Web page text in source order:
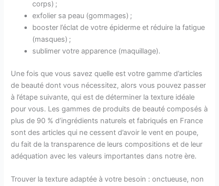
corps) ;
exfolier sa peau (gommages) ;
booster l’éclat de votre épiderme et réduire la fatigue
(masques) ;
sublimer votre apparence (maquillage).
Une fois que vous savez quelle est votre gamme d’articles
de beauté dont vous nécessitez, alors vous pouvez passer
à l’étape suivante, qui est de déterminer la texture idéale
pour vous. Les gammes de produits de beauté composés à
plus de 90 % d’ingrédients naturels et fabriqués en France
sont des articles qui ne cessent d’avoir le vent en poupe,
du fait de la transparence de leurs compositions et de leur
adéquation avec les valeurs importantes dans notre ère.
Trouver la texture adaptée à votre besoin : onctueuse, non